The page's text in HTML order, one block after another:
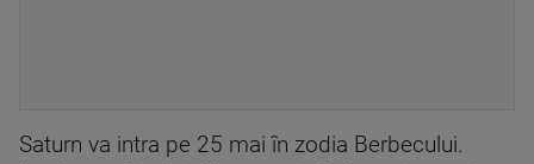
Saturn va intra pe 25 mai în zodia Berbecului.